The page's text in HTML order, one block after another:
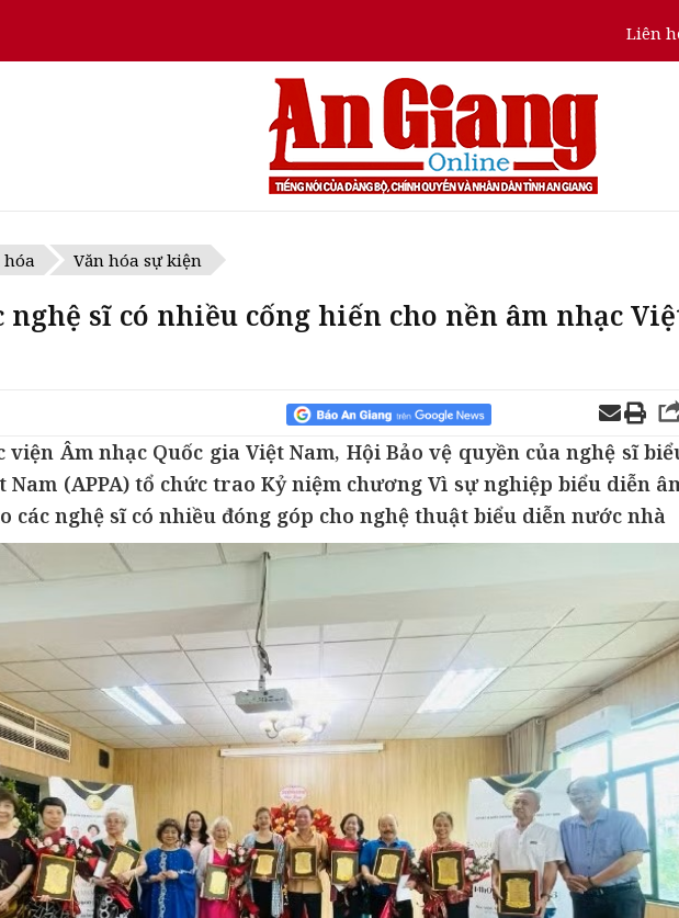
Liên
hóa Văn hóa sự kiện
nghệ sĩ có nhiều cống hiến cho nền âm nhạc
viện Âm nhạc Quốc gia Việt Nam, Hội Bảo vệ quyền của nghệ sĩ
Nam (APPA) tổ chức trao Kỷ niệm chương Vì sự nghiệp biểu diễn
các nghệ sĩ có nhiều đóng góp cho nghệ thuật biểu diễn nước nhà